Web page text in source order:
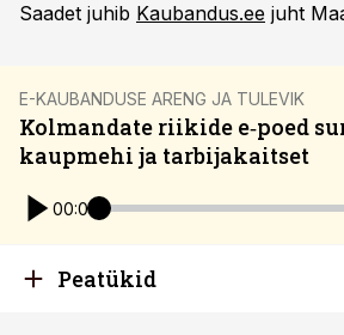
Saadet juhib Kaubandus.ee juht
E-KAUBANDUSE ARENG JA TULEVIK
Kolmandate riikide e‑poed
kaupmehi ja tarbijakaitset
00:00
Peatükid